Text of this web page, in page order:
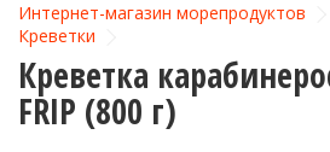
Интернет-магазин морепродуктов
Креветки
Креветка
FRIP (800 г)